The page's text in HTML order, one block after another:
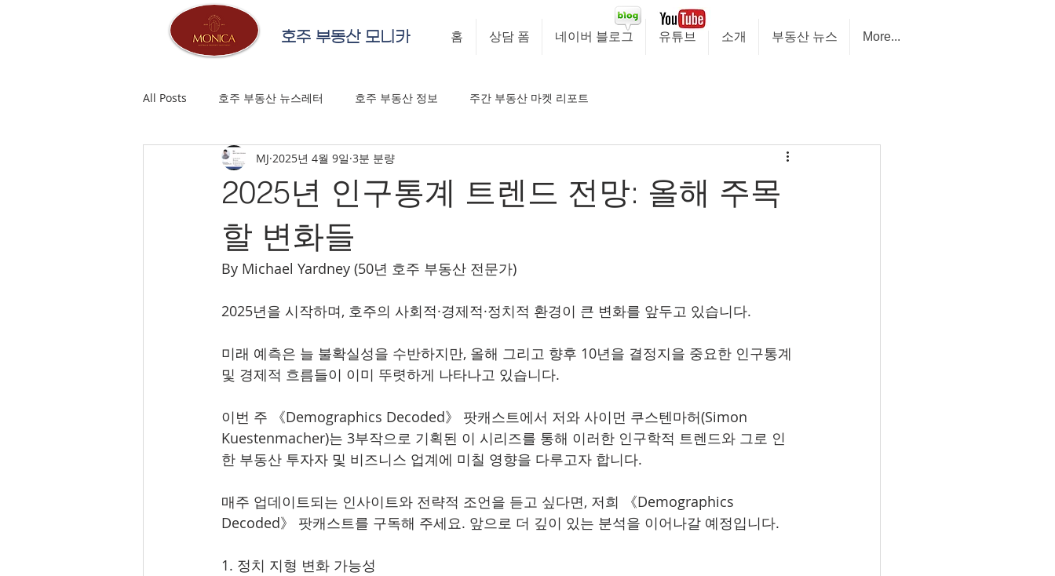
호주 부동산 모니카 홈 상담 폼 네이버 블로그 유튜브 소개 부동산 뉴스 More...
All Posts 호주 부동산 뉴스레터 호주 부동산 정보 주간 부동산 마켓 리포트
2025년 인구통계 트렌드 전망: 올해 주목
할 변화들
MJ 2025년 4월 9일 3분 분량
By Michael Yardney (50년 호주 부동산 전문가)
2025년을 시작하며, 호주의 사회적·경제적·정치적 환경이 큰 변화를 앞두고 있습니다.
미래 예측은 늘 불확실성을 수반하지만, 올해 그리고 향후 10년을 결정지을 중요한 인구통계
및 경제적 흐름들이 이미 뚜렷하게 나타나고 있습니다.
이번 주 《Demographics Decoded》 팟캐스트에서 저와 사이먼 쿠스텐마허(Simon
Kuestenmacher)는 3부작으로 기획된 이 시리즈를 통해 이러한 인구학적 트렌드와 그로 인
한 부동산 투자자 및 비즈니스 업계에 미칠 영향을 다루고자 합니다.
매주 업데이트되는 인사이트와 전략적 조언을 듣고 싶다면, 저희 《Demographics
Decoded》 팟캐스트를 구독해 주세요. 앞으로 더 깊이 있는 분석을 이어나갈 예정입니다.
1. 정치 지형 변화 가능성